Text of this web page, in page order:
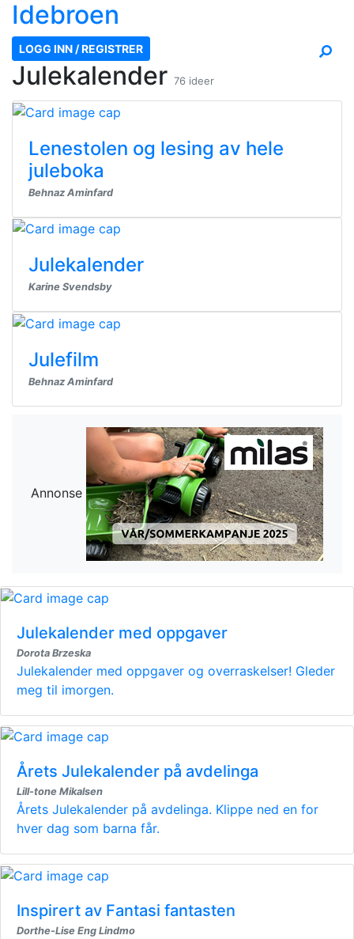
Idebroen
LOGG INN / REGISTRER
Julekalender 76 ideer
Lenestolen og lesing av hele
juleboka
Behnaz Aminfard
Julekalender
Karine Svendsby
Julefilm
Behnaz Aminfard
Annonse
Julekalender med oppgaver
Dorota Brzeska
Julekalender med oppgaver og overraskelser! Gleder
meg til imorgen.
Årets Julekalender på avdelinga
Lill-tone Mikalsen
Årets Julekalender på avdelinga. Klippe ned en for
hver dag som barna får.
Inspirert av Fantasi fantasten
Dorthe-Lise Eng Lindmo